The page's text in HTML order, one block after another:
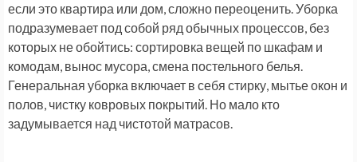
если это квартира или дом, сложно переоценить. Уборка
подразумевает под собой ряд обычных процессов, без
которых не обойтись: сортировка вещей по шкафам и
комодам, вынос мусора, смена постельного белья.
Генеральная уборка включает в себя стирку, мытье окон и
полов, чистку ковровых покрытий. Но мало кто
задумывается над чистотой матрасов.